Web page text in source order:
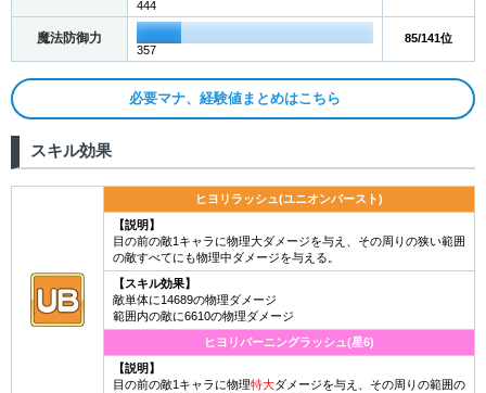
444
魔法防御力
357
85/141位
必要マナ、経験値まとめはこちら
スキル効果
ヒヨリラッシュ(ユニオンバースト)
【説明】
目の前の敵1キャラに物理大ダメージを与え、その周りの狭い範囲
の敵すべてにも物理中ダメージを与える。
【スキル効果】
敵単体に14689の物理ダメージ
範囲内の敵に6610の物理ダメージ
ヒヨリバーニングラッシュ(星6)
【説明】
目の前の敵1キャラに物理特大ダメージを与え、その周りの範囲の